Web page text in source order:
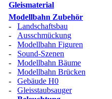
Gleismaterial
Modellbahn Zubehör
- Landschaftsbau
- Ausschmückung
- Modellbahn Figuren
- Sound-Szenen
- Modellbahn Bäume
- Modellbahn Brücken
- Gebäude H0
- Gleisstaubsauger